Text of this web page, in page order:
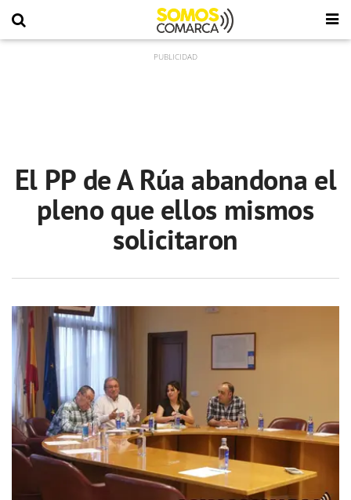
El PP de A Rúa abandona el
pleno que ellos mismos
solicitaron